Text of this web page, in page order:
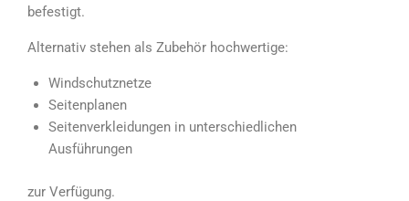
befestigt.
Alternativ stehen als Zubehör hochwertige:
Windschutznetze
Seitenplanen
Seitenverkleidungen in unterschiedlichen
Ausführungen
zur Verfügung.